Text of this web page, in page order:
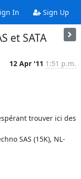
In Sign Up
et SATA
12 Apr '11 1:51 p.m.
trouver ici des
SAS (15K), NL-